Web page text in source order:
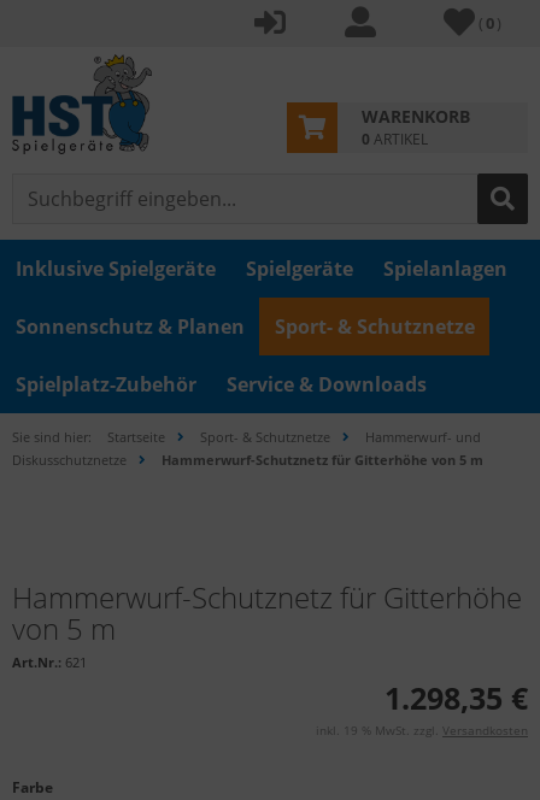
( 0)
WARENKORB
0 ARTIKEL
Inklusive Spielgeräte Spielgeräte Spielanlagen
Sonnenschutz & Planen Sport- & Schutznetze
Spielplatz-Zubehör Service & Downloads
Sie sind hier: Startseite Sport- & Schutznetze
Hammerwurf- und
Diskusschutznetze
Hammerwurf-Schutznetz für Gitterhöhe von 5 m
Hammerwurf-Schutznetz für Gitterhöhe
von 5 m
Art.Nr.: 621
1.298,35 €
inkl. 19 % MwSt. zzgl. Versandkosten
Farbe